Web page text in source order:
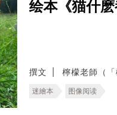
绘本《猫什
撰文 檸檬老師（「
迷繪本 图像阅读